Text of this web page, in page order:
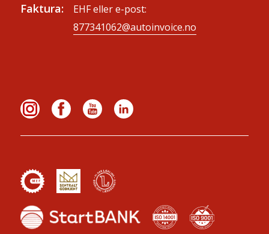
Faktura:
EHF eller e-post:
877341062@autoinvoice.no